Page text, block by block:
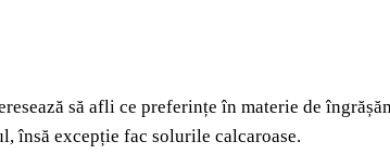
să afli ce preferințe în materie de
însă excepție fac solurile calcaroase.